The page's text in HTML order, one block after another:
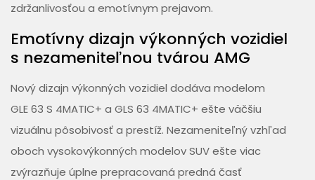
zdržanlivosťou a emotívnym prejavom.
Emotívny dizajn výkonných vozidiel
s nezameniteľnou tvárou AMG
Nový dizajn výkonných vozidiel dodáva modelom
GLE 63 S 4MATIC+ a GLS 63 4MATIC+ ešte väčšiu
vizuálnu pôsobivosť a prestíž. Nezameniteľný vzhľad
oboch vysokovýkonných modelov SUV ešte viac
zvýrazňuje úplne prepracovaná predná časť